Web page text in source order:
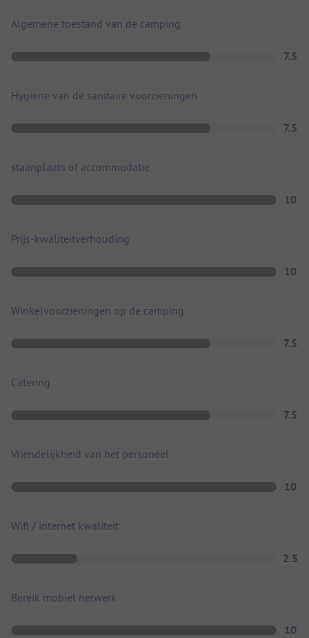
Algemene toestand van de camping
7.5
Hygiëne van de sanitaire voorzieningen
7.5
staanplaats of accommodatie
10
Prijs-kwaliteitverhouding
10
Winkelvoorzieningen op de camping
7.5
Catering
7.5
Vriendelijkheid van het personeel
10
Wifi / internet kwaliteit
2.5
Bereik mobiel netwerk
10